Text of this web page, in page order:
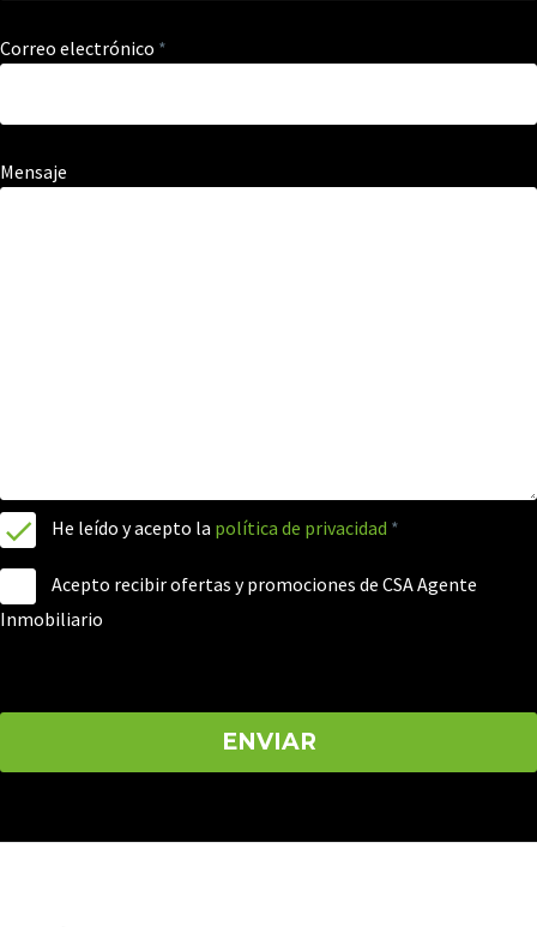
Correo electrónico *
Mensaje
He leído y acepto la política de privacidad *
Acepto recibir ofertas y promociones de CSA Agente
Inmobiliario